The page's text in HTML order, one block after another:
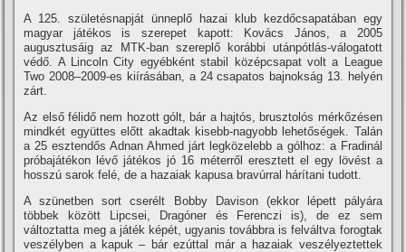
A 125. születésnapját ünneplő hazai klub kezdőcsapatában egy
magyar játékos is szerepet kapott: Kovács János, a 2005
augusztusáig az MTK-ban szereplő korábbi utánpótlás-válogatott
védő. A Lincoln City egyébként stabil középcsapat volt a League
Two 2008–2009-es kií­rásában, a 24 csapatos bajnokság 13. helyén
zárt.
Az első félidő nem hozott gólt, bár a hajtós, brusztolós mérkőzésen
mindkét együttes előtt akadtak kisebb-nagyobb lehetőségek. Talán
a 25 esztendős Adnan Ahmed járt legközelebb a gólhoz: a Fradinál
próbajátékon lévő játékos jó 16 méterről eresztett el egy lövést a
hosszú sarok felé, de a hazaiak kapusa bravúrral hárí­tani tudott.
A szünetben sort cserélt Bobby Davison (ekkor lépett pályára
többek között Lipcsei, Dragóner és Ferenczi is), de ez sem
változtatta meg a játék képét, ugyanis továbbra is felváltva forogtak
veszélyben a kapuk – bár ezúttal már a hazaiak veszélyeztettek